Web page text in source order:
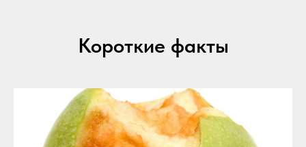
Короткие факты